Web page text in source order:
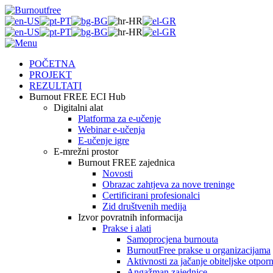
POČETNA
PROJEKT
REZULTATI
Burnout FREE ECI Hub
Digitalni alat
Platforma za e-učenje
Webinar e-učenja
E-učenje igre
E-mrežni prostor
Burnout FREE zajednica
Novosti
Obrazac zahtjeva za nove treninge
Certificirani profesionalci
Zid društvenih medija
Izvor povratnih informacija
Prakse i alati
Samoprocjena burnouta
BurnoutFree prakse u organizacijama
Aktivnosti za jačanje obiteljske